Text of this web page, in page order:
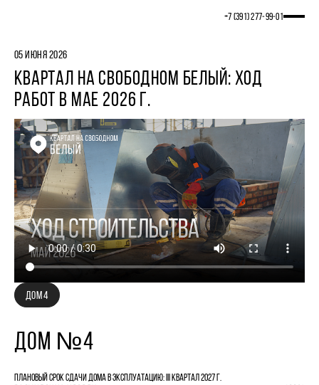
+7 (391) 277‒99‒01
05 ИЮНЯ 2026
КВАРТАЛ НА СВОБОДНОМ БЕЛЫЙ: ХОД
РАБОТ В МАЕ 2026 Г.
ДОМ 4
ДОМ №4
Плановый срок сдачи дома в эксплуатацию: III квартал 2027 г.